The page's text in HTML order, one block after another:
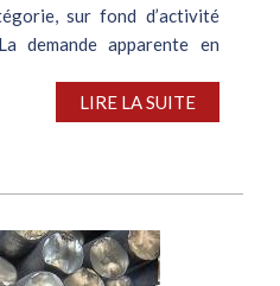
sur fond d’activité
demande apparente en
raison de la...LIRE LA SUITE